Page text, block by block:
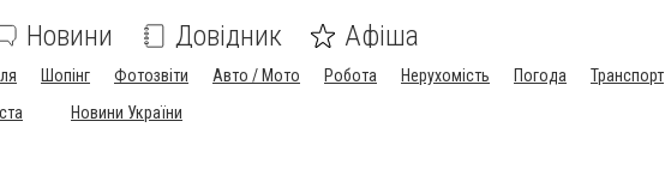
Новини Довідник Афіша
Шопінг Фотозвіти Авто / Мото Робота Нерухомість Погода
Транспорт
Новини України